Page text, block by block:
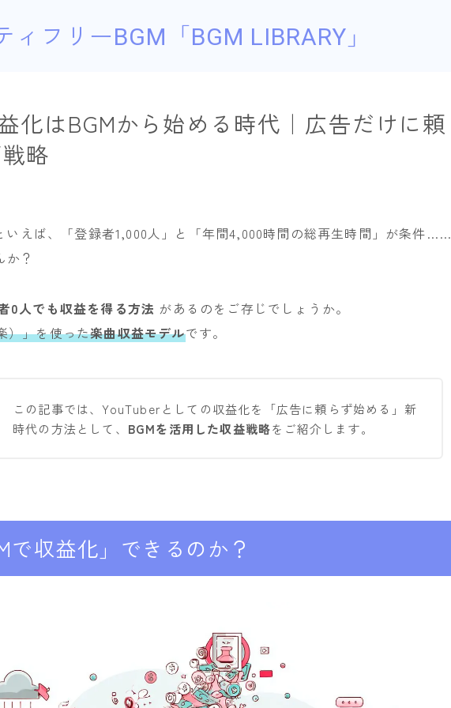
フリーBGM「BGM LIBRARY」
化はBGMから始める時代｜広告だけに頼
略
いえば、「登録者1,000人」と「年間4,000時間の総再生時間」が条件……
？
0人でも収益を得る方法 があるのをご存じでしょうか。
）」を使った楽曲収益モデルです。
この記事では、YouTuberとしての収益化を「広告に頼らず始める」新
時代の方法として、 BGMを活用した収益戦略をご紹介します。
で収益化」できるのか？